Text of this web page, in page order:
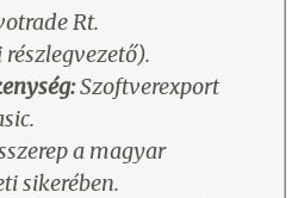
Rt.
Szoftverexport
a magyar
sikerében.